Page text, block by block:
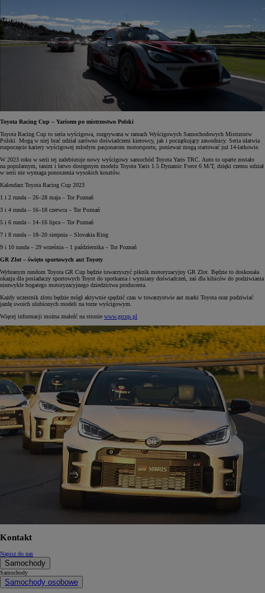
Toyota Racing Cup – Yarisem po mistrzostwo Polski
Toyota Racing Cup to seria wyścigowa, rozgrywana w ramach Wyścigowych Samochodowych Mistrzostw
Polski. Mogą w niej brać udział zarówno doświadczeni kierowcy, jak i początkujący zawodnicy. Seria ułatwia
rozpoczęcie kariery wyścigowej młodym pasjonatom motorsportu, ponieważ mogą startować już 14-latkowie.
W 2023 roku w serii tej zadebiutuje nowy wyścigowy samochód Toyota Yaris TRC. Auto to oparte zostało
na popularnym, tanim i łatwo dostępnym modelu Toyota Yaris 1.5 Dynamic Force 6 M/T, dzięki czemu udział
w serii nie wymaga ponoszenia wysokich kosztów.
Kalendarz Toyota Racing Cup 2023
1 i 2 runda – 26–28 maja – Tor Poznań
3 i 4 runda – 16–18 czerwca – Tor Poznań
5 i 6 runda – 14–16 lipca – Tor Poznań
7 i 8 runda – 18–20 sierpnia – Slovakia Ring
9 i 10 runda – 29 września – 1 października – Tor Poznań
GR Zlot – święto sportowych aut Toyoty
Wybranym rundom Toyota GR Cup będzie towarzyszyć piknik motoryzacyjny GR Zlot. Będzie to doskonała
okazja dla posiadaczy sportowych Toyot do spotkania i wymiany doświadczeń, zaś dla kibiców do podziwiania
niezwykle bogatego motoryzacyjnego dziedzictwa producenta.
Każdy uczestnik zlotu będzie mógł aktywnie spędzić czas w towarzystwie aut marki Toyota oraz podziwiać
jazdę swoich ulubionych modeli na torze wyścigowym.
Więcej informacji można znaleźć na stronie www.grcup.pl
Kontakt
Napisz do nas
Samochody
Samochody
Samochody osobowe